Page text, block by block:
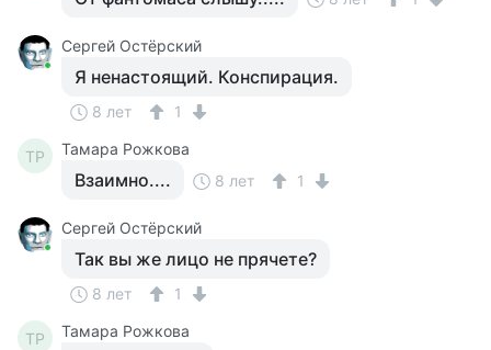
Сергей Остёрский
Я ненастоящий. Конспирация.
8 лет 1
ТР Тамара Рожкова
Взаимно.... 8 лет 1
Сергей Остёрский
Так вы же лицо не прячете?
8 лет 1
ТР Тамара Рожкова